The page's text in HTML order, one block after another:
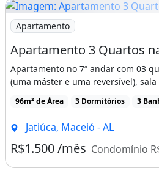
- Creci 3818
Claro (82) 9171-4131
- Tim (82) 9926-0727
- Oi (82) 8869-8364
CONTATE-
NOS :
Empresarial Valter Ferrari
Imagem: Apartamento 3 Quartos
Apartamento
Apartamento 3 Quartos
Apartamento no 7ª andar com 03
(uma máster e uma reversível),
96m² de Área 3 Dormitórios 3
Jatiúca, Maceió - AL
R$1.500 /mês Condomínio